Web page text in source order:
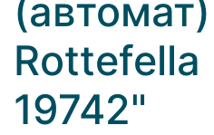
Rottefella
19742"